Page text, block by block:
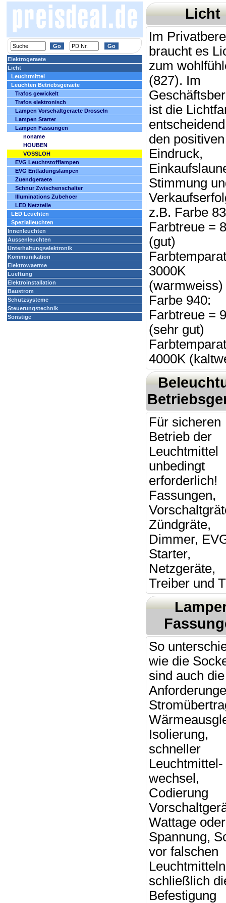
Elektrogeraete
Licht
Leuchtmittel
Leuchten Betriebsgeraete
Trafos gewickelt
Trafos elektronisch
Lampen Vorschaltgeraete Drosseln
Lampen Starter
Lampen Fassungen
noname
HOUBEN
VOSSLOH
EVG Leuchtstofflampen
EVG Entladungslampen
Zuendgeraete
Schnur Zwischenschalter
Illuminations Zubehoer
LED Netzteile
LED Leuchten
Spezialleuchten
Innenleuchten
Aussenleuchten
Unterhaltungselektronik
Kommunikation
Elektrowaerme
Lueftung
Elektroinstallation
Baustrom
Schutzsysteme
Steuerungstechnik
Sonstige
Licht
Im
braucht es
zum
(827). Im
ist die
den positiven
Eindruck,
Stimmung
z.B. Farbe
Farbtreue = 8
(gut)
3000K
(warmweiss)
Farbe 940:
Farbtreue = 9
(sehr gut)
4000K
Für sicheren
Betrieb der
Leuchtmittel
unbedingt
erforderlich!
Fassungen,
Zündgräte,
Dimmer,
Starter,
Netzgeräte,
Treiber und
So
wie die
sind auch die
Isolierung,
schneller
Leuchtmittel-
wechsel,
Codierung
Wattage oder
Spannung,
vor falschen
schließlich
Befestigung